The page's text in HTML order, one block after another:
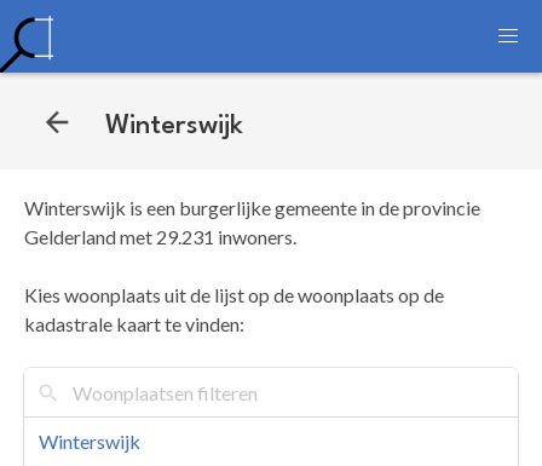
Winterswijk
Winterswijk is een burgerlijke gemeente in de provincie
Gelderland met 29.231 inwoners.
Kies woonplaats uit de lijst op de woonplaats op de
kadastrale kaart te vinden:
Winterswijk